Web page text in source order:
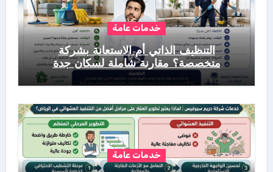
خدمات عامة
التنظيف الذاتي أم الاستعانة بشركة
متخصصة؟ مقارنة شاملة لسكان جدة
خدمات عامة